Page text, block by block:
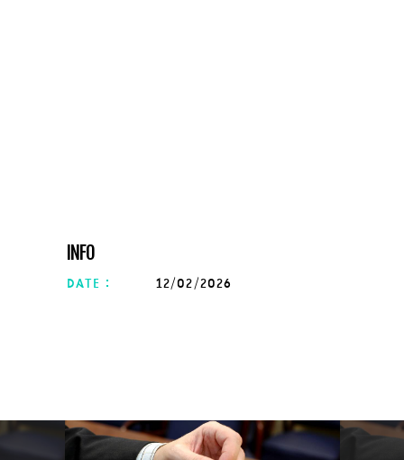
INFO
date : 12/02/2026